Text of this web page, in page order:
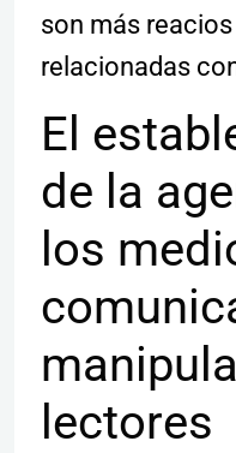
son más
relacionadas
El
de la
los
lectores